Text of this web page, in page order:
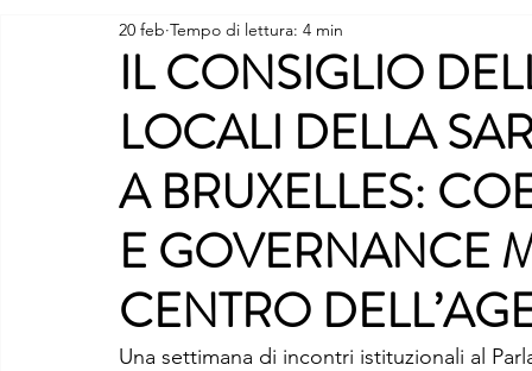
IL CONSIGLIO
LOCALI DELLA
A BRUXELLES:
E GOVERNANCE
CENTRO
20 feb Tempo di lettura: 4 min
Una settimana di incontri istituzionali al